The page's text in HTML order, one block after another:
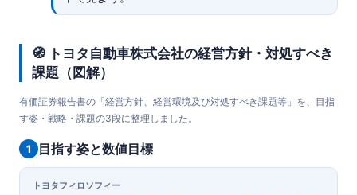
🧭 トヨタ自動車株式会社の経営方針・対処すべき
課題（図解）
有価証券報告書の「経営方針、経営環境及び対処すべき課題等」を、目指
す姿・戦略・課題の3段に整理しました。
1 目指す姿と数値目標
トヨタフィロソフィー